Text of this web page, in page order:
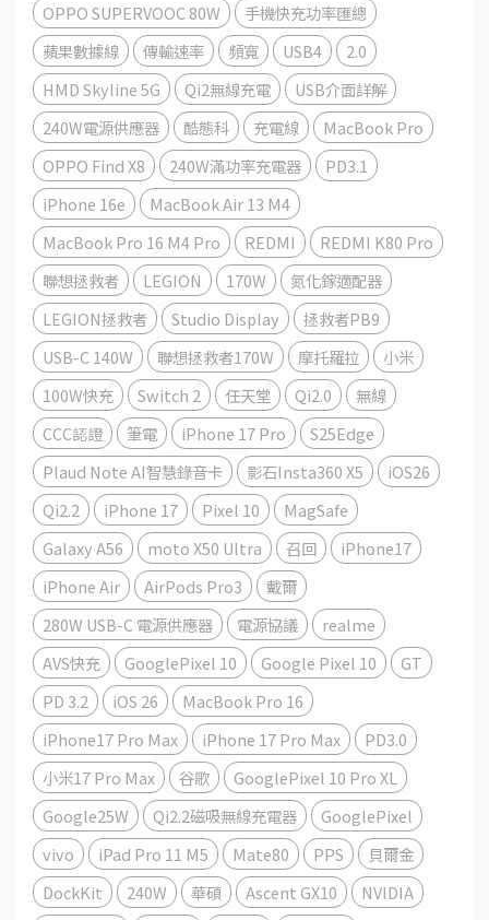
OPPO SUPERVOOC 80W
手機快充功率匯總
蘋果數據線
傳輸速率 頻寬 USB4
2.0
HMD Skyline 5G
Qi2無線充電
USB介面詳解
240W電源供應器
酷態科 充電線
MacBook Pro
OPPO Find X8
240W滿功率充電器
PD3.1
iPhone 16e
MacBook Air 13 M4
MacBook Pro 16 M4 Pro
REDMI
REDMI K80 Pro
聯想拯救者
LEGION 170W
氮化鎵適配器
LEGION拯救者
Studio Display
拯救者PB9
USB-C 140W
聯想拯救者170W 摩托羅拉
小米
100W快充
Switch 2 任天堂 Qi2.0
無線
CCC認證
筆電 iPhone 17 Pro
S25Edge
Plaud Note AI智慧錄音卡
影石Insta360 X5
iOS26
Qi2.2
iPhone 17 Pixel 10
MagSafe
Galaxy A56
moto X50 Ultra 召回
iPhone17
iPhone Air
AirPods Pro3
戴爾
280W USB-C 電源供應器
電源協議
realme
AVS快充
GooglePixel 10 Google Pixel 10
GT
PD 3.2
iOS 26
MacBook Pro 16
iPhone17 Pro Max
iPhone 17 Pro Max
PD3.0
小米17 Pro Max
谷歌
GooglePixel 10 Pro XL
Google25W
Qi2.2磁吸無線充電器
GooglePixel
vivo
iPad Pro 11 M5 Mate80 PPS
貝爾金
DockKit
240W 華碩 Ascent GX10
NVIDIA